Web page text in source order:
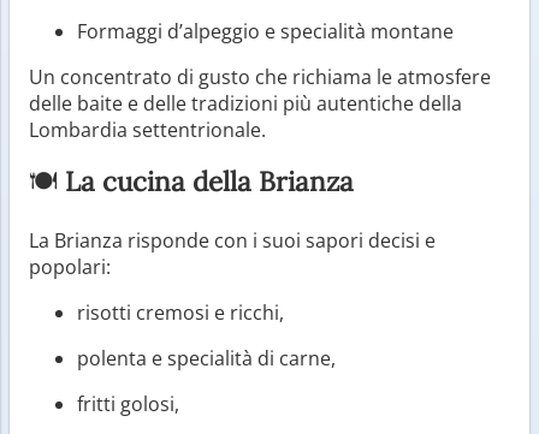
Formaggi d’alpeggio e specialità montane
Un concentrato di gusto che richiama le atmosfere
delle baite e delle tradizioni più autentiche della
Lombardia settentrionale.
🍽 La cucina della Brianza
La Brianza risponde con i suoi sapori decisi e
popolari:
risotti cremosi e ricchi,
polenta e specialità di carne,
fritti golosi,